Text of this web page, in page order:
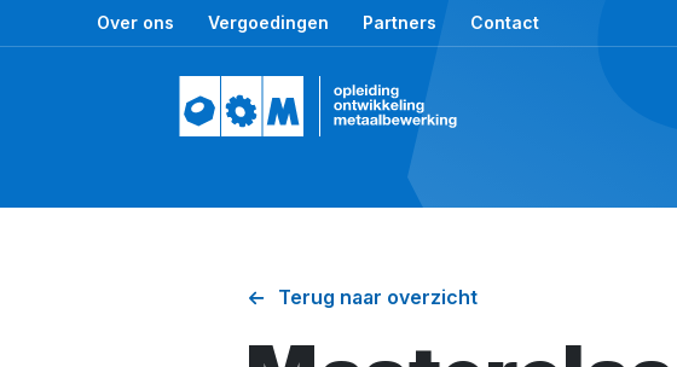
Over ons Vergoedingen Partners Contact
Terug naar overzicht